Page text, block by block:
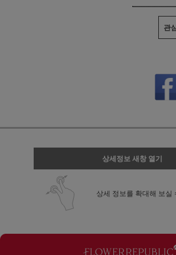
관
상세정보 새창 열기
상세 정보를 확대해 보실